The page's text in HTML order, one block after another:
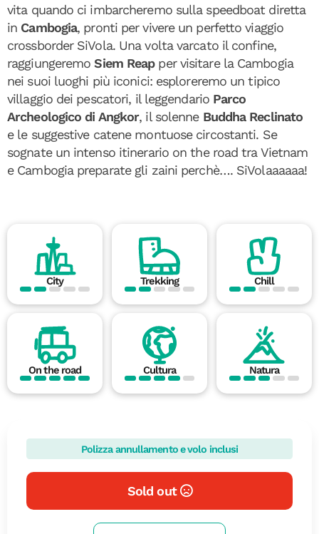
vita quando ci imbarcheremo sulla speedboat diretta
in Cambogia, pronti per vivere un perfetto viaggio
crossborder SiVola. Una volta varcato il confine,
raggiungeremoSiem Reapper visitare la Cambogia
nei suoi luoghi più iconici: esploreremo un tipico
villaggio dei pescatori, il leggendario Parco
Archeologico di Angkor, il solenne Buddha Reclinato
e le suggestive catene montuose circostanti. Se
sognate un intenso itinerario on the road tra Vietnam
e Cambogia preparate gli zaini perchè…. SiVolaaaaaa!
City Trekking Chill
On the road Cultura Natura
Polizza annullamento e volo inclusi
Sold out